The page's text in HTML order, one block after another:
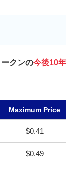
クンの今後10年
Maximum Price
$0.41
$0.49